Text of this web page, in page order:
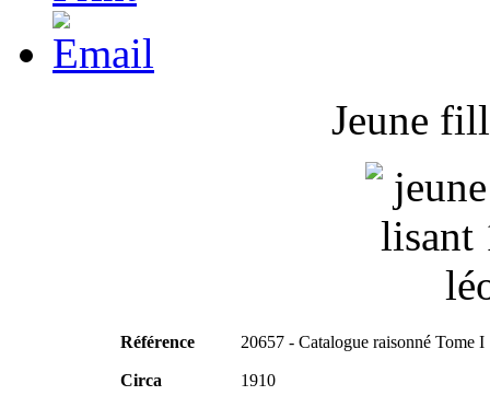
Jeune
Référence 20657 - Catalogue raisonné Tome I
Circa 1910